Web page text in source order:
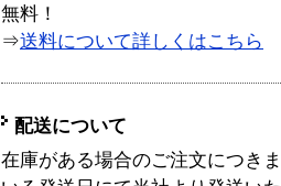
無料！
⇒送料について詳しくはこちら
配送について
在庫がある場合のご注文につき